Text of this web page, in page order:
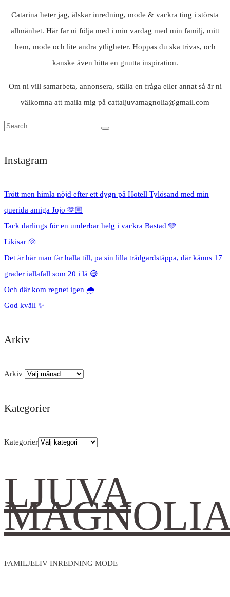
Catarina heter jag, älskar inredning, mode & vackra ting i största
allmänhet. Här får ni följa med i min vardag med min familj, mitt
hem, mode och lite andra ytligheter. Hoppas du ska trivas, och
kanske även hitta en gnutta inspiration.
Om ni vill samarbeta, annonsera, ställa en fråga eller annat så är ni
välkomna att maila mig på cattaljuvamagnolia@gmail.com
Instagram
Trött men himla nöjd efter ett dygn på Hotell Tylösand med min
querida amiga Jojo 🫶🏼
Tack darlings för en underbar helg i vackra Båstad 🩵
Likisar 🐚
Det är här man får hålla till, på sin lilla trädgårdstäppa, där känns 17
grader iallafall som 20 i lä 😅
Och där kom regnet igen 🌧️
God kväll ✨
Arkiv
Arkiv
Kategorier
Kategorier
LJUVA
FAMILJELIV INREDNING MODE